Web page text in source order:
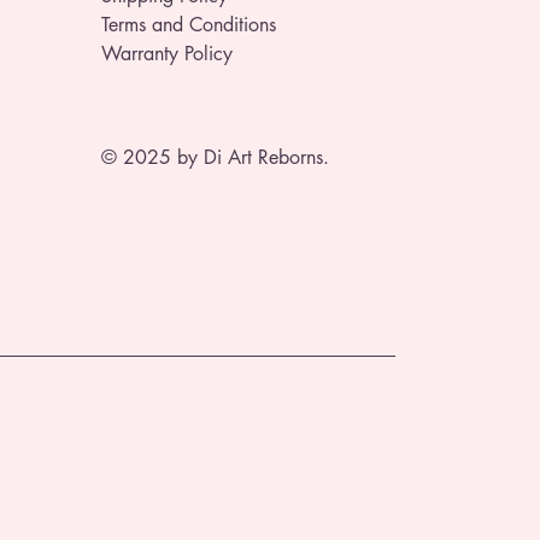
Terms and Conditions
Warranty Policy
© 2025 by Di Art Reborns.